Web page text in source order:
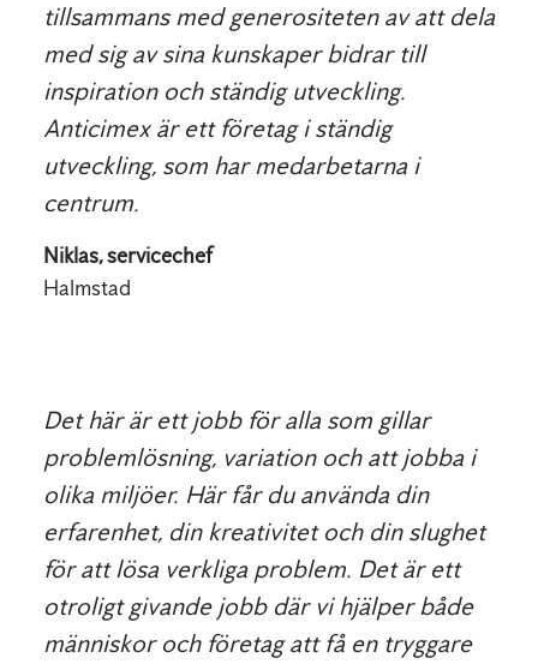
tillsammans med generositeten av att dela
med sig av sina kunskaper bidrar till
inspiration och ständig utveckling.
Anticimex är ett företag i ständig
utveckling, som har medarbetarna i
centrum.
Niklas, servicechef
Halmstad
Det här är ett jobb för alla som gillar
problemlösning, variation och att jobba i
olika miljöer. Här får du använda din
erfarenhet, din kreativitet och din slughet
för att lösa verkliga problem. Det är ett
otroligt givande jobb där vi hjälper både
människor och företag att få en tryggare